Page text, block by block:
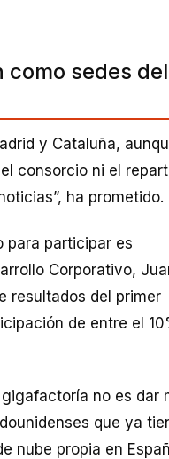
como sedes del
y Cataluña,
consorcio ni el
ha prometido.
para participar es
Corporativo,
resultados del primer
de entre el
no es dar
que ya
nube propia en